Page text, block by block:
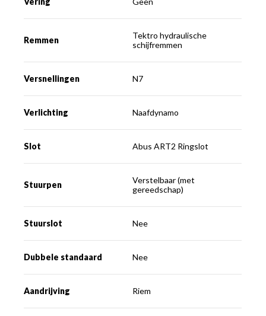
Remmen
Tektro hydraulische
schijfremmen
Versnellingen N7
Verlichting Naafdynamo
Slot Abus ART2 Ringslot
Stuurpen
Verstelbaar (met
gereedschap)
Stuurslot Nee
Dubbele standaard Nee
Aandrijving Riem